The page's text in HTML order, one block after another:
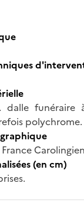
dalle funéraire
polychrome.
Carolingien
(en cm)